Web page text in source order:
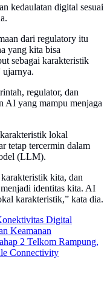
kedaulatan digital sesuai
dari regulatory itu
yang kita bisa
sebagai karakteristik
ujarnya.
regulator, dan
AI yang mampu menjaga
lokal
tetap tercermin dalam
(LLM).
kita, dan
identitas kita. AI
karakteristik,” kata dia.
Digital
Keamanan
2 Telkom Rampung,
Connectivity